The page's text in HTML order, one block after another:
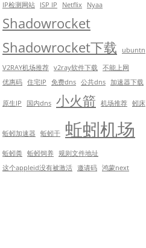
IP检测网站
ISP IP Netflix Nyaa
Shadowrocket
Shadowrocket下载
ubuntn
V2RAY机场推荐 v2ray软件下载 不能上网
优惠码 住宅IP 免费dns 公共dns 加速器下载
原生IP 国内dns 小火箭 机场推荐 蚓床
蚯蚓加速器 蚯蚓干 蚯蚓机场
蚯蚓粪 蚯蚓饲养 规则文件地址
这个appleid没有被激活 邀请码 鸿蒙next